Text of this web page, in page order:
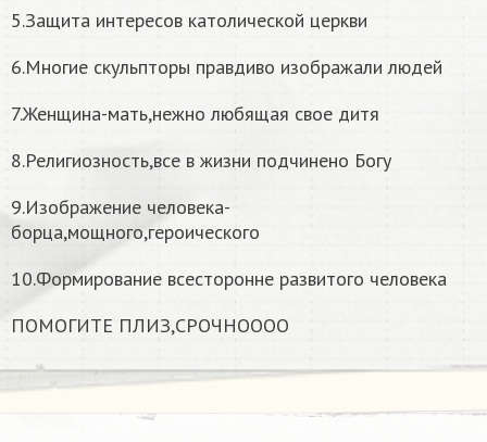
5.Защита интересов католической церкви
6.Многие скульпторы правдиво изображали людей
7.Женщина-мать,нежно любящая свое дитя
8.Религиозность,все в жизни подчинено Богу
9.Изображение человека-
борца,мощного,героического
10.Формирование всесторонне развитого человека
ПОМОГИТЕ ПЛИЗ,СРОЧНОООО​